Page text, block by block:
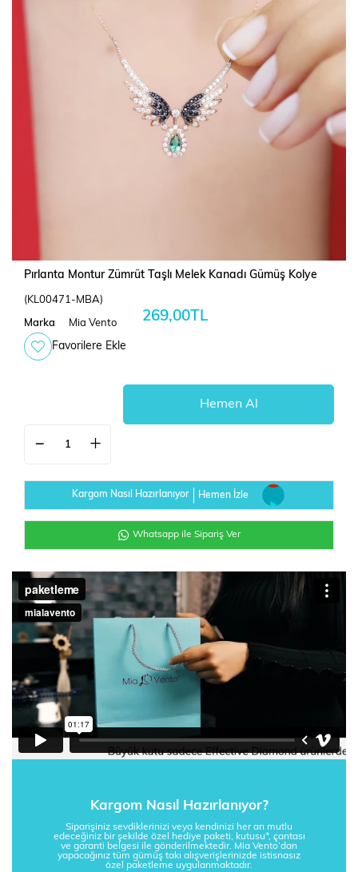
Pırlanta Montur Zümrüt Taşlı Melek Kanadı Gümüş Kolye
(KL00471-MBA)
Marka Mia Vento 269,00TL
Favorilere Ekle
Kargom Nasıl Hazırlanıyor Hemen İzle
Whatsapp ile Sipariş Ver
Kargom Nasıl Hazırlanıyor?
Siparişiniz sevdiklerinizi veya kendinizi her an mutlu
edeceğiniz bir şekilde özel hediye paketi, kutusu*, çantası
ve garanti belgesi ile gönderilmektedir. Mia Vento’dan
yapacağınız tüm gümüş takı alışverişlerinizde istisnasız
özel paketleme uygulanmaktadır.